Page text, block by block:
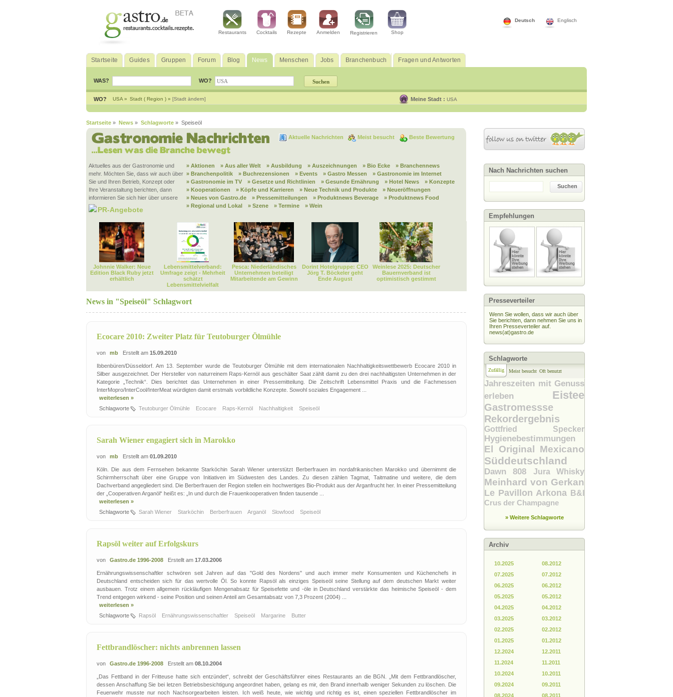
Englisch
Deutsch
Restaurants Cocktails Rezepte Anmelden Registrieren Shop
Startseite Guides Gruppen Forum Blog News Menschen Jobs Branchenbuch Fragen und Antworten
WAS? WO?
WO? USA » Stadt ( Region ) » [Stadt ändern] Meine Stadt : USA
Startseite » News » Schlagworte » Speiseöl
Aktuelle Nachrichten Meist besucht Beste Bewertung
Aktuelles aus der Gastronomie und
mehr. Möchten Sie, dass wir auch über
Sie und Ihren Betrieb, Konzept oder
Ihre Veranstaltung berichten, dann
informieren Sie sich hier über unsere
PR-Angebote
» Aktionen » Aus aller Welt » Ausbildung » Auszeichnungen » Bio Ecke
» Branchennews
» Branchenpolitik
» Buchrezensionen » Events » Gastro Messen
» Gastronomie im Internet
» Gastronomie im TV
» Gesetze und Richtlinien » Gesunde Ernährung » Hotel News
» Konzepte
» Kooperationen
» Köpfe und Karrieren » Neue Technik und Produkte
» Neueröffnungen
» Neues von Gastro.de
» Pressemitteilungen » Produktnews Beverage
» Produktnews Food
» Regional und Lokal
» Szene » Termine » Wein
Johnnie Walker: Neue
Edition Black Ruby jetzt
erhältlich
Lebensmittelverband:
Umfrage zeigt - Mehrheit
schätzt
Lebensmittelvielfalt
Pesca: Niederländisches
Unternehmen beteiligt
Mitarbeitende am Gewinn
Dorint Hotelgruppe: CEO
Jörg T. Böckeler geht
Ende August
Weinlese 2025: Deutscher
Bauernverband ist
optimistisch gestimmt
News in "Speiseöl" Schlagwort
Ecocare 2010: Zweiter Platz für Teutoburger Ölmühle
von mb Erstellt am 15.09.2010
Ibbenbüren/Düsseldorf. Am 13. September wurde die Teutoburger Ölmühle mit dem internationalen Nachhaltigkeitswettbewerb Ecocare 2010 in
Silber ausgezeichnet. Der Hersteller von naturreinem Raps-Kernöl aus geschälter Saat zählt damit zu den drei nachhaltigsten Unternehmen in der
Kategorie „Technik“. Dies berichtet das Unternehmen in einer Pressemitteilung. Die Zeitschrift Lebensmittel Praxis und die Fachmessen
InterMopro/InterCool/InterMeat würdigten damit erstmals vorbildliche Konzepte. Sowohl soziales Engagement ...
weiterlesen »
Schlagworte
Teutoburger Ölmühle Ecocare Raps-Kernöl Nachhaltigkeit Speiseöl
Sarah Wiener engagiert sich in Marokko
von mb Erstellt am 01.09.2010
Köln. Die aus dem Fernsehen bekannte Starköchin Sarah Wiener unterstützt Berberfrauen im nordafrikanischen Marokko und übernimmt die
Schirmherrschaft über eine Gruppe von Initiativen im Südwesten des Landes. Zu diesen zählen Tagmat, Taitmatine und weitere, die dem
Dachverband angegliedert sind. Die Berberfrauen der Region stellen ein hochwertiges Bio-Produkt aus der Arganfrucht her. In einer Pressemitteilung
der „Cooperativen Arganöl“ heißt es: „In und durch die Frauenkooperativen finden tausende ...
weiterlesen »
Schlagworte
Sarah Wiener Starköchin Berberfrauen Arganöl Slowfood Speiseöl
Rapsöl weiter auf Erfolgskurs
von Gastro.de 1996-2008 Erstellt am 17.03.2006
Ernährungswissenschaftler schwören seit Jahren auf das "Gold des Nordens" und auch immer mehr Konsumenten und Küchenchefs in
Deutschland entscheiden sich für das wertvolle Öl. So konnte Rapsöl als einziges Speiseöl seine Stellung auf dem deutschen Markt weiter
ausbauen. Trotz einem allgemein rückläufigen Mengenabsatz für Speisefette und -öle in Deutschland verstärkte das heimische Speiseöl - dem
Trend entgegen wirkend - seine Position und seinen Anteil am Gesamtabsatz von 7,3 Prozent (2004) ...
weiterlesen »
Schlagworte
Rapsöl Ernährungswissenschaftler Speiseöl Margarine Butter
Fettbrandlöscher: nichts anbrennen lassen
von Gastro.de 1996-2008 Erstellt am 08.10.2004
„Das Fettband in der Fritteuse hatte sich entzündet“, schreibt der Geschäftsführer eines Restaurants an die BGN. „Mit dem Fettbrandlöscher,
dessen Anschaffung Sie bei letzen Betriebsbesichtigung angeordnet haben, gelang es mir, den Brand innerhalb weniger Sekunden zu löschen. Die
Feuerwehr musste nur noch Nachsorgearbeiten leisten. Ich weiß heute, wie wichtig und richtig es ist, einen speziellen Fettbrandlöscher im
Nach Nachrichten suchen
Suchen
Empfehlungen
Presseverteiler
Wenn Sie wollen, dass wir auch über
Sie berichten, dann nehmen Sie uns in
Ihren Presseverteiler auf.
news(at)gastro.de
Schlagworte
Zufällig Meist besucht Oft benutzt
Jahreszeiten mit Genuss
erleben Eistee
Gastromessse
Rekordergebnis
Gottfried Specker
Hygienebestimmungen
El Original Mexicano
Süddeutschland
Dawn 808 Jura Whisky
Meinhard von Gerkan
Le Pavillon Arkona B&I
Crus der Champagne
» Weitere Schlagworte
Archiv
10.2025
07.2025
06.2025
05.2025
04.2025
03.2025
02.2025
01.2025
12.2024
11.2024
10.2024
09.2024
08.2024
08.2012
07.2012
06.2012
05.2012
04.2012
03.2012
02.2012
01.2012
12.2011
11.2011
10.2011
09.2011
08.2011